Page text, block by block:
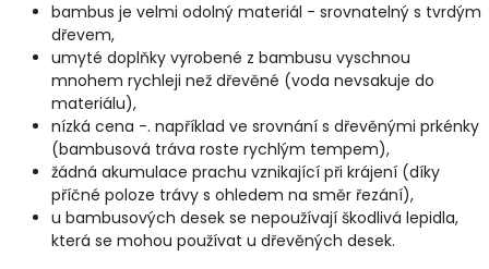
bambus je velmi odolný materiál - srovnatelný s tvrdým
dřevem,
umyté doplňky vyrobené z bambusu vyschnou
mnohem rychleji než dřevěné (voda nevsakuje do
materiálu),
nízká cena -. například ve srovnání s dřevěnými prkénky
(bambusová tráva roste rychlým tempem),
žádná akumulace prachu vznikající při krájení (díky
příčné poloze trávy s ohledem na směr řezání),
u bambusových desek se nepoužívají škodlivá lepidla,
která se mohou používat u dřevěných desek.